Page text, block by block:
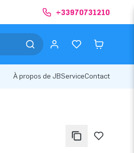
+33970731210
À propos de JBServiceContact